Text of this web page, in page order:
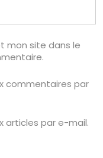
mon site dans le
commentaires par
articles par e-mail.